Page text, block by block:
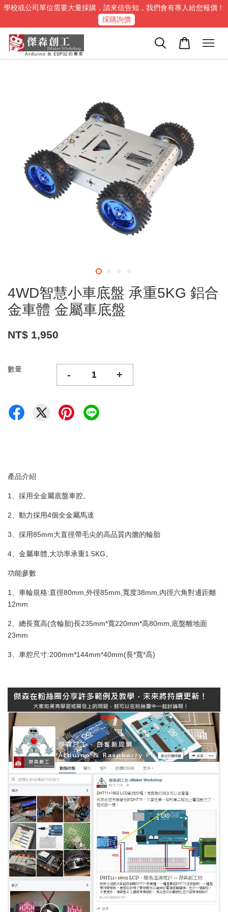
學校或公司單位需要大量採購，請來信告知，我們會有專人給您報價！
採購詢價
4WD智慧小車底盤 承重5KG 鋁合
金車體 金屬車底盤
NT$ 1,950
數量 - +
產品介紹
1、採用全金屬底盤車腔。
2、動力採用4個全金屬馬達
3、採用85mm大直徑帶毛尖的高品質內膽的輪胎
4、金屬車體,大功率承重1.5KG。
功能參數
1、車輪規格:直徑80mm,外徑85mm,寬度38mm,內徑六角對邊距離
12mm
2、總長寬高(含輪胎)長235mm*寬220mm*高80mm,底盤離地面
23mm
3、車腔尺寸:200mm*144mm*40mm(長*寬*高)